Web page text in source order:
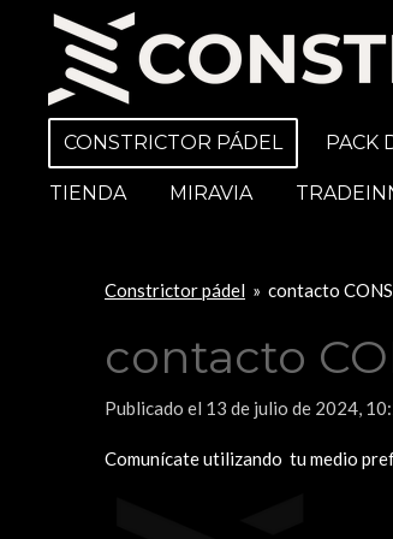
contenido
principal
CONSTRICTOR PÁDEL PACK
TIENDA MIRAVIA
Constrictor pádel » contacto
contacto
Publicado el 13 de julio de 2024,
Comunícate utilizando tu medio